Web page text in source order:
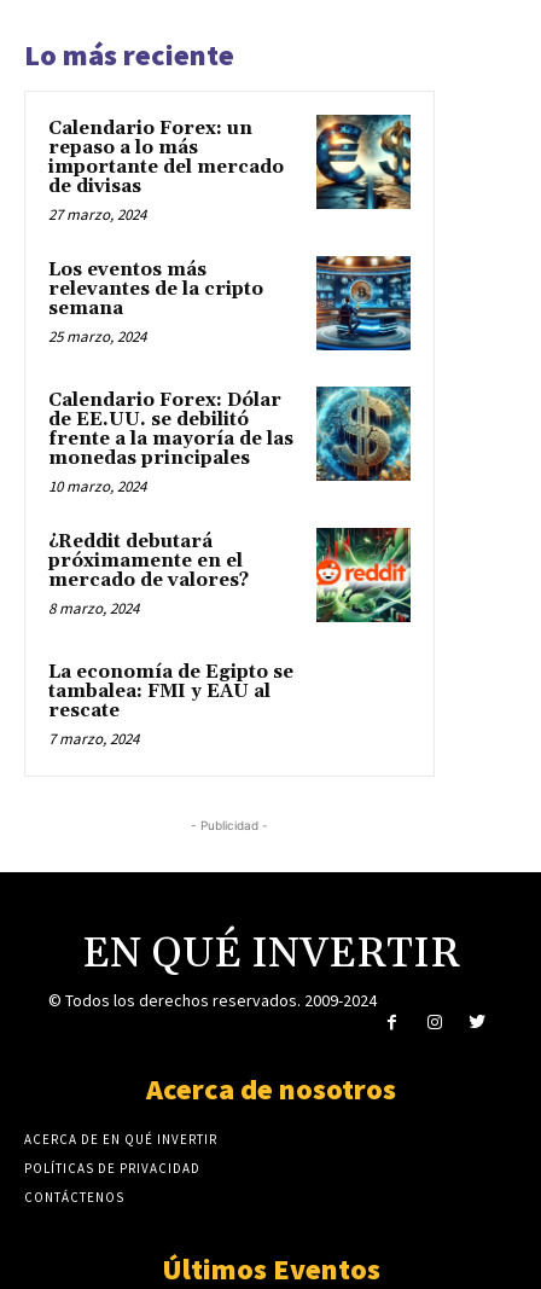
Lo más reciente
Calendario Forex: un
repaso a lo más
importante del mercado
de divisas
27 marzo, 2024
Los eventos más
relevantes de la cripto
semana
25 marzo, 2024
Calendario Forex: Dólar
de EE.UU. se debilitó
frente a la mayoría de las
monedas principales
10 marzo, 2024
¿Reddit debutará
próximamente en el
mercado de valores?
8 marzo, 2024
La economía de Egipto se
tambalea: FMI y EAU al
rescate
7 marzo, 2024
- Publicidad -
EN QUÉ INVERTIR
© Todos los derechos reservados. 2009-2024
Acerca de nosotros
ACERCA DE EN QUÉ INVERTIR
POLÍTICAS DE PRIVACIDAD
CONTÁCTENOS
Últimos Eventos